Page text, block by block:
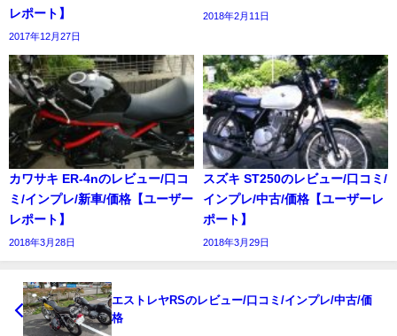
レポート】
2017年12月27日
2018年2月11日
カワサキ ER-4nのレビュー/口コ
ミ/インプレ/新車/価格【ユーザー
レポート】
2018年3月28日
スズキ ST250のレビュー/口コミ/
インプレ/中古/価格【ユーザーレ
ポート】
2018年3月29日
エストレヤRSのレビュー/口コミ/インプレ/中古/価
格